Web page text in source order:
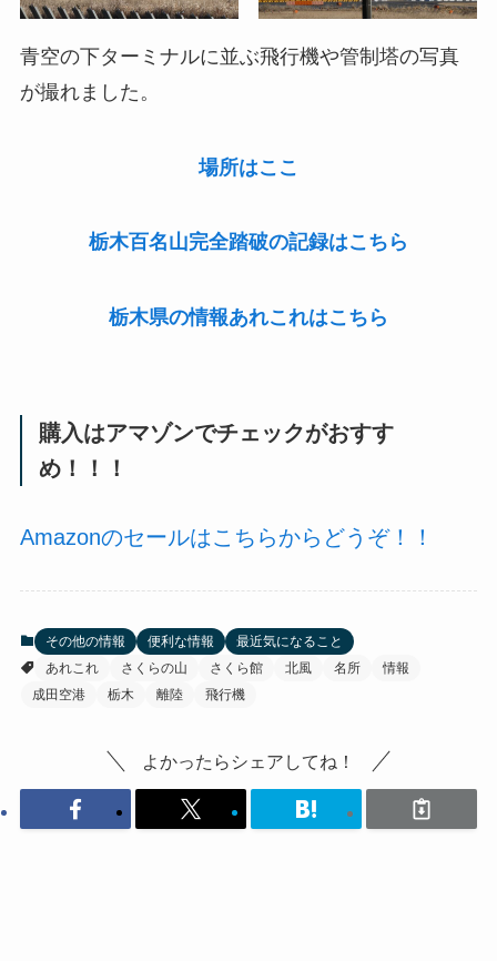
青空の下ターミナルに並ぶ飛行機や管制塔の写真
が撮れました。
場所はここ
栃木百名山完全踏破の記録はこちら
栃木県の情報あれこれはこちら
購入はアマゾンでチェックがおすす
め！！！
Amazonのセールはこちらからどうぞ！！
その他の情報 便利な情報
最近気になること
あれこれ
さくらの山 さくら館 北風 名所
情報
成田空港
栃木 離陸 飛行機
よかったらシェアしてね！